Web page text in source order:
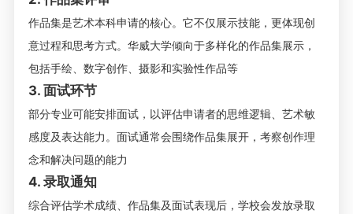
作品集是艺术本科申请的核心。它不仅展示技能，更体现创
意过程和思考方式。华威大学倾向于多样化的作品集展示，
包括手绘、数字创作、摄影和实验性作品等
3. 面试环节
部分专业可能安排面试，以评估申请者的思维逻辑、艺术敏
感度及表达能力。面试通常会围绕作品集展开，考察创作理
念和解决问题的能力
4. 录取通知
综合评估学术成绩、作品集及面试表现后，学校会发放录取